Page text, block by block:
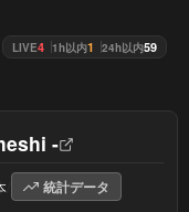
LIVE4 1h以内1 24h以内59
-
統計データ